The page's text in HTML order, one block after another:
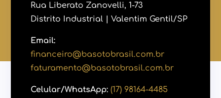
Rua Liberato Zanovelli, 1-73
Distrito Industrial | Valentim Gentil/SP
Email:
financeiro@basotobrasil.com.br
faturamento@basotobrasil.com.br
Celular/WhatsApp:(17) 98164-4485